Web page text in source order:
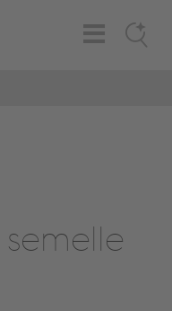
Search
Toggle
Navigation